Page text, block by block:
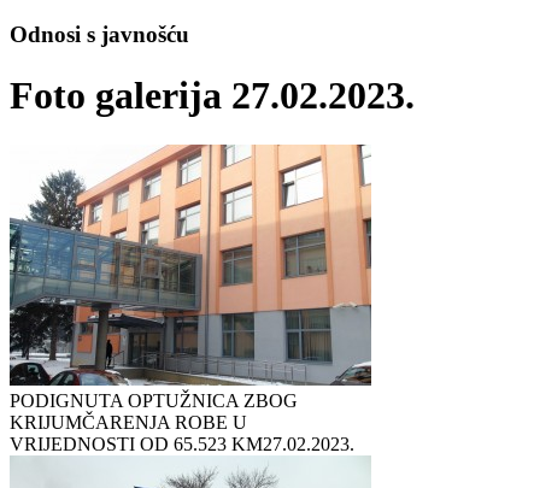
Odnosi s javnošću
Foto galerija 27.02.2023.
PODIGNUTA OPTUŽNICA ZBOG
KRIJUMČARENJA ROBE U
VRIJEDNOSTI OD 65.523 KM27.02.2023.